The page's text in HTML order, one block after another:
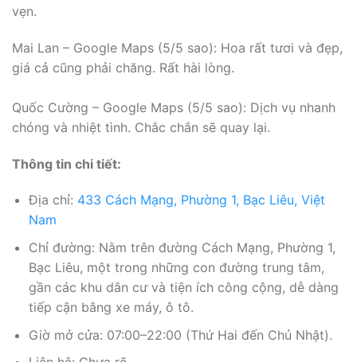
vẹn.
Mai Lan – Google Maps (5/5 sao): Hoa rất tươi và đẹp,
giá cả cũng phải chăng. Rất hài lòng.
Quốc Cường – Google Maps (5/5 sao): Dịch vụ nhanh
chóng và nhiệt tình. Chắc chắn sẽ quay lại.
Thông tin chi tiết:
Địa chỉ: 433 Cách Mạng, Phường 1, Bạc Liêu, Việt
Nam
Chỉ đường: Nằm trên đường Cách Mạng, Phường 1,
Bạc Liêu, một trong những con đường trung tâm,
gần các khu dân cư và tiện ích công cộng, dễ dàng
tiếp cận bằng xe máy, ô tô.
Giờ mở cửa: 07:00–22:00 (Thứ Hai đến Chủ Nhật).